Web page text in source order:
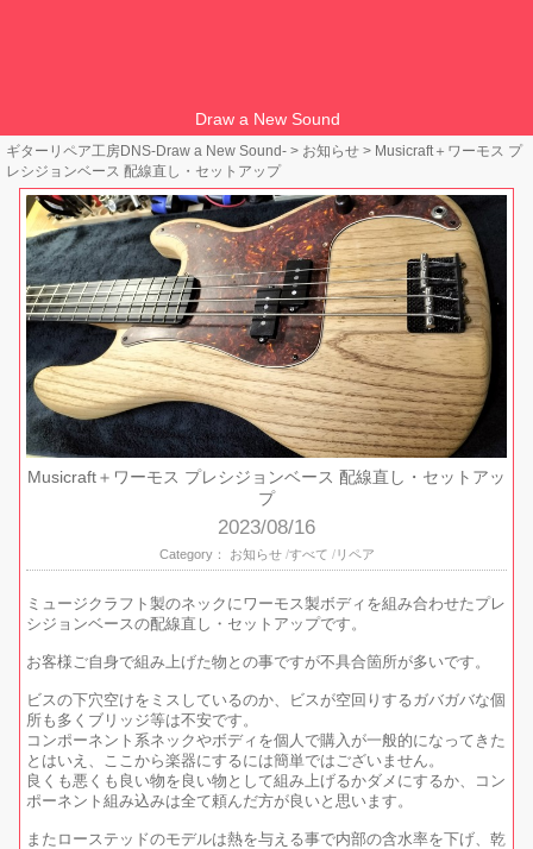
Draw a New Sound
ギターリペア工房DNS-Draw a New Sound- > お知らせ > Musicraft＋ワーモス プ
レシジョンベース 配線直し・セットアップ
Musicraft＋ワーモス プレシジョンベース 配線直し・セットアッ
プ
2023/08/16
Category： お知らせ すべて リペア
ミュージクラフト製のネックにワーモス製ボディを組み合わせたプレ
シジョンベースの配線直し・セットアップです。
お客様ご自身で組み上げた物との事ですが不具合箇所が多いです。
ビスの下穴空けをミスしているのか、ビスが空回りするガバガバな個
所も多くブリッジ等は不安です。
コンポーネント系ネックやボディを個人で購入が一般的になってきた
とはいえ、ここから楽器にするには簡単ではございません。
良くも悪くも良い物を良い物として組み上げるかダメにするか、コン
ポーネント組み込みは全て頼んだ方が良いと思います。
またローステッドのモデルは熱を与える事で内部の含水率を下げ、乾